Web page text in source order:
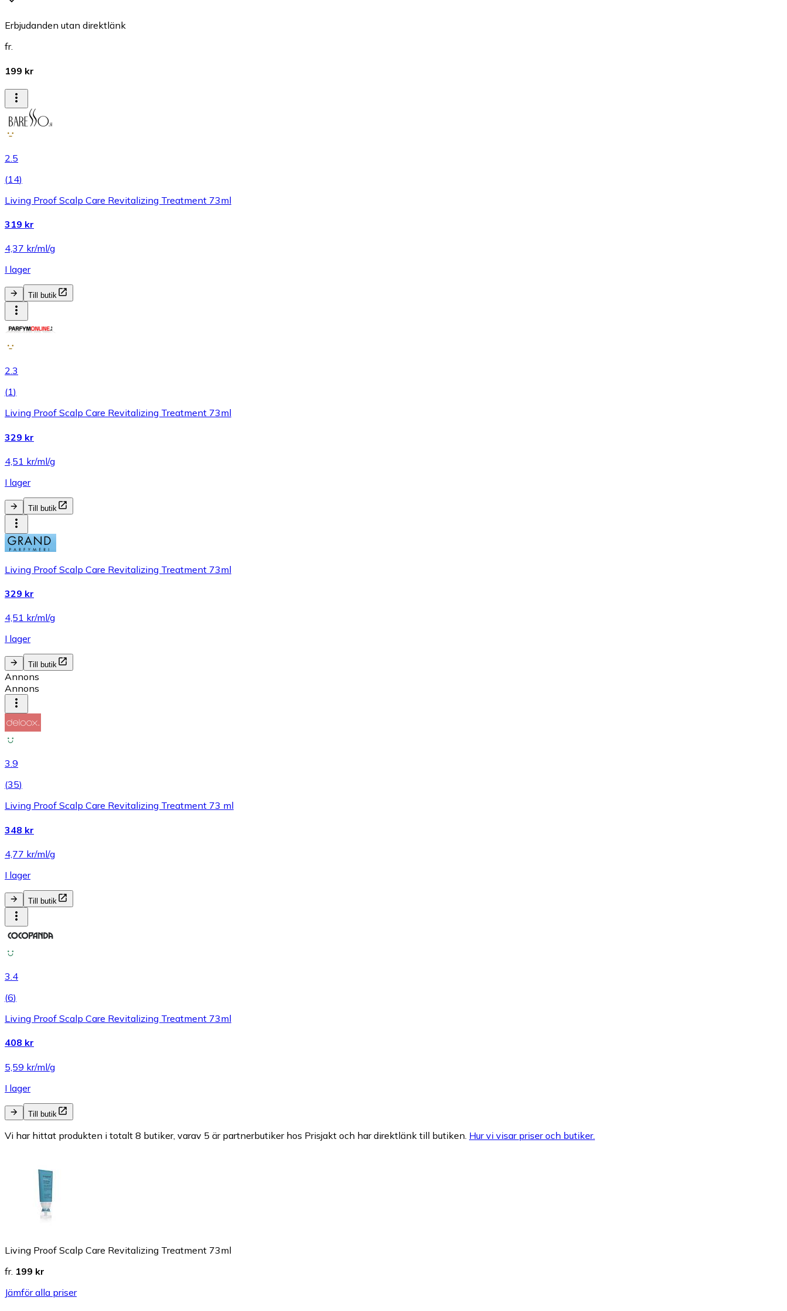
Erbjudanden utan direktlänk
fr.
199 kr
2.5
(14)
Living Proof Scalp Care Revitalizing Treatment 73ml
319 kr
4,37 kr/ml/g
I lager
Till butik
2.3
(1)
Living Proof Scalp Care Revitalizing Treatment 73ml
329 kr
4,51 kr/ml/g
I lager
Till butik
Living Proof Scalp Care Revitalizing Treatment 73ml
329 kr
4,51 kr/ml/g
I lager
Till butik
Annons
Annons
3.9
(35)
Living Proof Scalp Care Revitalizing Treatment 73 ml
348 kr
4,77 kr/ml/g
I lager
Till butik
3.4
(6)
Living Proof Scalp Care Revitalizing Treatment 73ml
408 kr
5,59 kr/ml/g
I lager
Till butik
Vi har hittat produkten i totalt 8 butiker, varav 5 är partnerbutiker hos Prisjakt och har direktlänk till butiken. Hur vi visar priser och butiker.
Living Proof Scalp Care Revitalizing Treatment 73ml
fr. 199 kr
Jämför alla priser